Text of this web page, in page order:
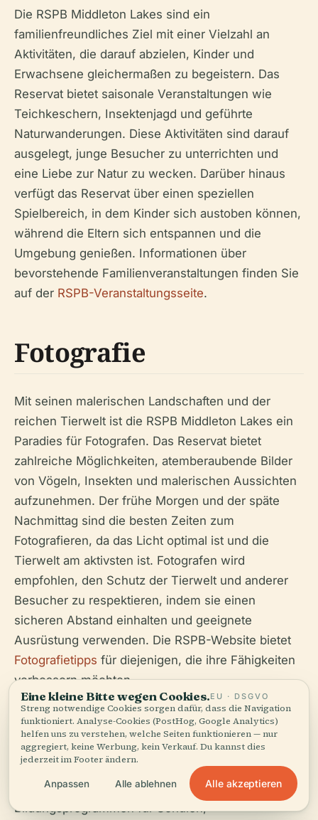
Die RSPB Middleton Lakes sind ein
familienfreundliches Ziel mit einer Vielzahl an
Aktivitäten, die darauf abzielen, Kinder und
Erwachsene gleichermaßen zu begeistern. Das
Reservat bietet saisonale Veranstaltungen wie
Teichkeschern, Insektenjagd und geführte
Naturwanderungen. Diese Aktivitäten sind darauf
ausgelegt, junge Besucher zu unterrichten und
eine Liebe zur Natur zu wecken. Darüber hinaus
verfügt das Reservat über einen speziellen
Spielbereich, in dem Kinder sich austoben können,
während die Eltern sich entspannen und die
Umgebung genießen. Informationen über
bevorstehende Familienveranstaltungen finden Sie
auf der RSPB-Veranstaltungsseite.
Fotografie
Mit seinen malerischen Landschaften und der
reichen Tierwelt ist die RSPB Middleton Lakes ein
Paradies für Fotografen. Das Reservat bietet
zahlreiche Möglichkeiten, atemberaubende Bilder
von Vögeln, Insekten und malerischen Aussichten
aufzunehmen. Der frühe Morgen und der späte
Nachmittag sind die besten Zeiten zum
Fotografieren, da das Licht optimal ist und die
Tierwelt am aktivsten ist. Fotografen wird
empfohlen, den Schutz der Tierwelt und anderer
Besucher zu respektieren, indem sie einen
sicheren Abstand einhalten und geeignete
Ausrüstung verwenden. Die RSPB-Website bietet
Fotografietipps für diejenigen, die ihre Fähigkeiten
verbessern möchten.
Bildungsprogramme
Die RSPB Middleton Lakes bietet eine Vielzahl von
Bildungsprogrammen für Schulen,
Eine kleine Bitte wegen Cookies.EU · DSGVO
Streng notwendige Cookies sorgen dafür, dass die Navigation
funktioniert. Analyse-Cookies (PostHog, Google Analytics)
helfen uns zu verstehen, welche Seiten funktionieren — nur
aggregiert, keine Werbung, kein Verkauf. Du kannst dies
jederzeit im Footer ändern.
Anpassen Alle ablehnen Alle akzeptieren